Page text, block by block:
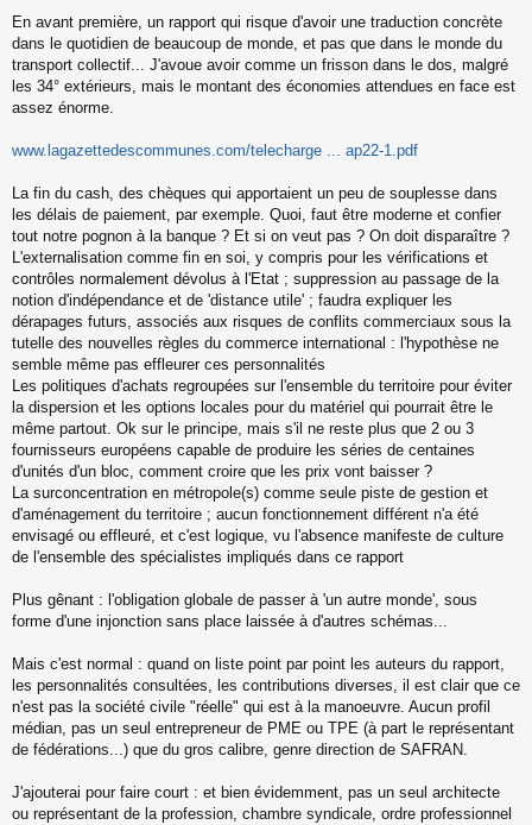
e
s
s
g
e
o
u
En avant première, un rapport qui risque d'avoir une traduction concrète
dans le quotidien de beaucoup de monde, et pas que dans le monde du
transport collectif... J'avoue avoir comme un frisson dans le dos, malgré
les 34° extérieurs, mais le montant des économies attendues en face est
assez énorme.
www.lagazettedescommunes.com/telecharge ... ap22-1.pdf
La fin du cash, des chèques qui apportaient un peu de souplesse dans
les délais de paiement, par exemple. Quoi, faut être moderne et confier
tout notre pognon à la banque ? Et si on veut pas ? On doit disparaître ?
L'externalisation comme fin en soi, y compris pour les vérifications et
contrôles normalement dévolus à l'Etat ; suppression au passage de la
notion d'indépendance et de 'distance utile' ; faudra expliquer les
dérapages futurs, associés aux risques de conflits commerciaux sous la
tutelle des nouvelles règles du commerce international : l'hypothèse ne
semble même pas effleurer ces personnalités
Les politiques d'achats regroupées sur l'ensemble du territoire pour éviter
la dispersion et les options locales pour du matériel qui pourrait être le
même partout. Ok sur le principe, mais s'il ne reste plus que 2 ou 3
fournisseurs européens capable de produire les séries de centaines
d'unités d'un bloc, comment croire que les prix vont baisser ?
La surconcentration en métropole(s) comme seule piste de gestion et
d'aménagement du territoire ; aucun fonctionnement différent n'a été
envisagé ou effleuré, et c'est logique, vu l'absence manifeste de culture
de l'ensemble des spécialistes impliqués dans ce rapport
Plus gênant : l'obligation globale de passer à 'un autre monde', sous
forme d'une injonction sans place laissée à d'autres schémas...
Mais c'est normal : quand on liste point par point les auteurs du rapport,
les personnalités consultées, les contributions diverses, il est clair que ce
n'est pas la société civile "réelle" qui est à la manoeuvre. Aucun profil
médian, pas un seul entrepreneur de PME ou TPE (à part le représentant
de fédérations...) que du gros calibre, genre direction de SAFRAN.
J'ajouterai pour faire court : et bien évidemment, pas un seul architecte
ou représentant de la profession, chambre syndicale, ordre professionnel